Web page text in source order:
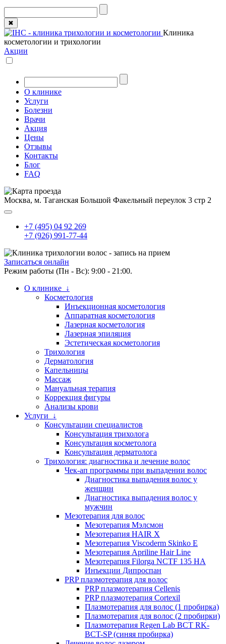
✖
Клиника
косметологии и трихологии
Акции
О клинике
Услуги
Болезни
Врачи
Акция
Цены
Отзывы
Контакты
Блог
FAQ
Москва, м. Таганская Большой Факельный переулок 3 стр 2
+7 (495) 04 92 269
+7 (926) 991-77-44
Записаться онлайн
Режим работы (Пн - Вс): 9:00 - 21:00.
О клинике ↓
Косметология
Инъекционная косметология
Аппаратная косметология
Лазерная косметология
Лазерная эпиляция
Эстетическая косметология
Трихология
Дерматология
Капельницы
Массаж
Мануальная терапия
Коррекция фигуры
Анализы крови
Услуги ↓
Консультации специалистов
Консультация трихолога
Консультация косметолога
Консультация дерматолога
Трихология: диагностика и лечение волос
Чек-ап программы при выпадении волос
Диагностика выпадения волос у
женщин
Диагностика выпадения волос у
мужчин
Мезотерапия для волос
Мезотерапия Мэлсмон
Мезотерапия HAIR X
Мезотерапия Viscoderm Skinko E
Мезотерапия Apriline Hair Line
Мезотерапия Filorga NCTF 135 HA
Инъекции Дипроспан
PRP плазмотерапия для волос
PRP плазмотерапия Cellenis
PRP плазмотерапия Cortexil
Плазмотерапия для волос (1 пробирка)
Плазмотерапия для волос (2 пробирки)
Плазмотерапия Regen Lab BCT RK-
BCT-SP (синяя пробирка)